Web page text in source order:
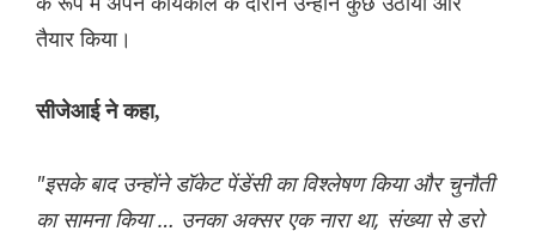
तैयार किया।
सीजेआई ने कहा,
"इसके बाद उन्होंने डॉकेट पेंडेंसी का विश्लेषण किया और चुनौती
का सामना किया … उनका अक्सर एक नारा था, संख्या से डरो